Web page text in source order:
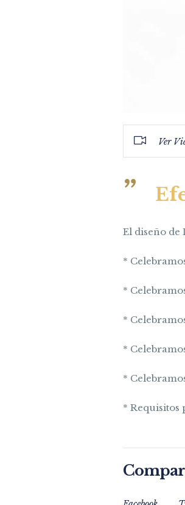
Ver
El diseño de
*
*
*
*
*
* Requisitos